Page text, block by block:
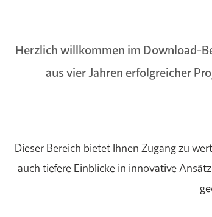
Herzlich willkommen im Download-
aus vier Jahren erfolgreicher
Dieser Bereich bietet Ihnen Zugang zu
auch tiefere Einblicke in innovative